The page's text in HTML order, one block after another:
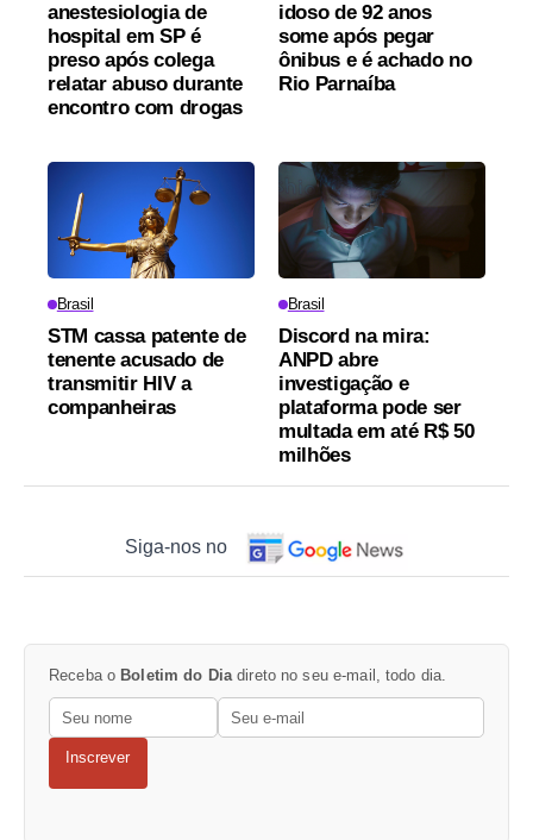
anestesiologia de
hospital em SP é
preso após colega
relatar abuso durante
encontro com drogas
idoso de 92 anos
some após pegar
ônibus e é achado no
Rio Parnaíba
Brasil
STM cassa patente de
tenente acusado de
transmitir HIV a
companheiras
Brasil
Discord na mira:
ANPD abre
investigação e
plataforma pode ser
multada em até R$ 50
milhões
Siga-nos no
Receba o Boletim do Dia direto no seu e-mail, todo dia.
Inscrever